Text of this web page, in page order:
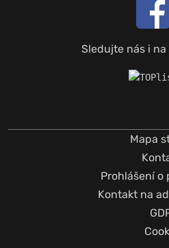
Sledujte nás i
Mapa
Prohlášení o
Kontakt na